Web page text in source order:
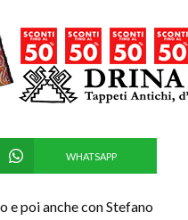
WHATSAPP
e poi anche con Stefano